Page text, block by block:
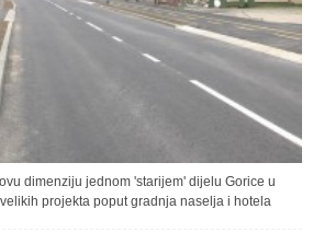
dimenziju jednom 'starijem' dijelu Gorice u
projekta poput gradnja naselja i hotela